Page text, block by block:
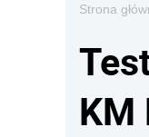
Strona
KM